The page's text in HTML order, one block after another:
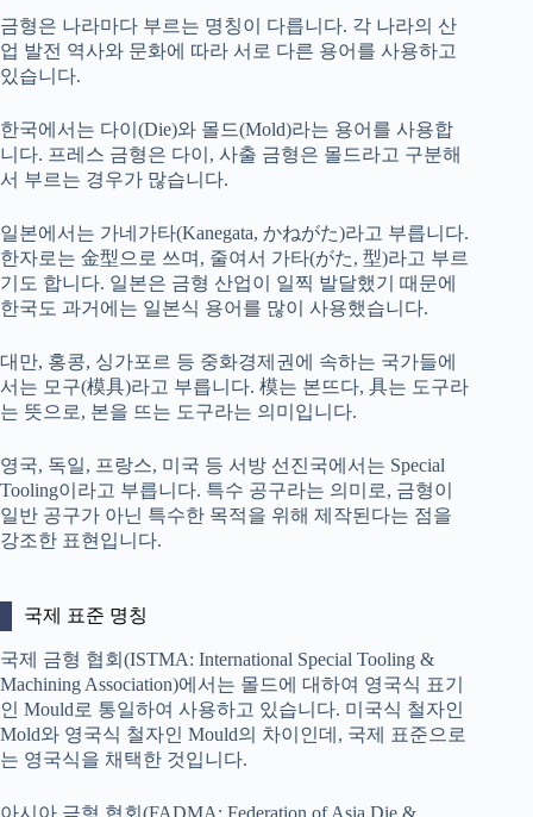
금형은 나라마다 부르는 명칭이 다릅니다. 각 나라의 산
업 발전 역사와 문화에 따라 서로 다른 용어를 사용하고
있습니다.
한국에서는 다이(Die)와 몰드(Mold)라는 용어를 사용합
니다. 프레스 금형은 다이, 사출 금형은 몰드라고 구분해
서 부르는 경우가 많습니다.
일본에서는 가네가타(Kanegata, かねがた)라고 부릅니다.
한자로는 金型으로 쓰며, 줄여서 가타(がた, 型)라고 부르
기도 합니다. 일본은 금형 산업이 일찍 발달했기 때문에
한국도 과거에는 일본식 용어를 많이 사용했습니다.
대만, 홍콩, 싱가포르 등 중화경제권에 속하는 국가들에
서는 모구(模具)라고 부릅니다. 模는 본뜨다, 具는 도구라
는 뜻으로, 본을 뜨는 도구라는 의미입니다.
영국, 독일, 프랑스, 미국 등 서방 선진국에서는 Special
Tooling이라고 부릅니다. 특수 공구라는 의미로, 금형이
일반 공구가 아닌 특수한 목적을 위해 제작된다는 점을
강조한 표현입니다.
국제 표준 명칭
국제 금형 협회(ISTMA: International Special Tooling &
Machining Association)에서는 몰드에 대하여 영국식 표기
인 Mould로 통일하여 사용하고 있습니다. 미국식 철자인
Mold와 영국식 철자인 Mould의 차이인데, 국제 표준으로
는 영국식을 채택한 것입니다.